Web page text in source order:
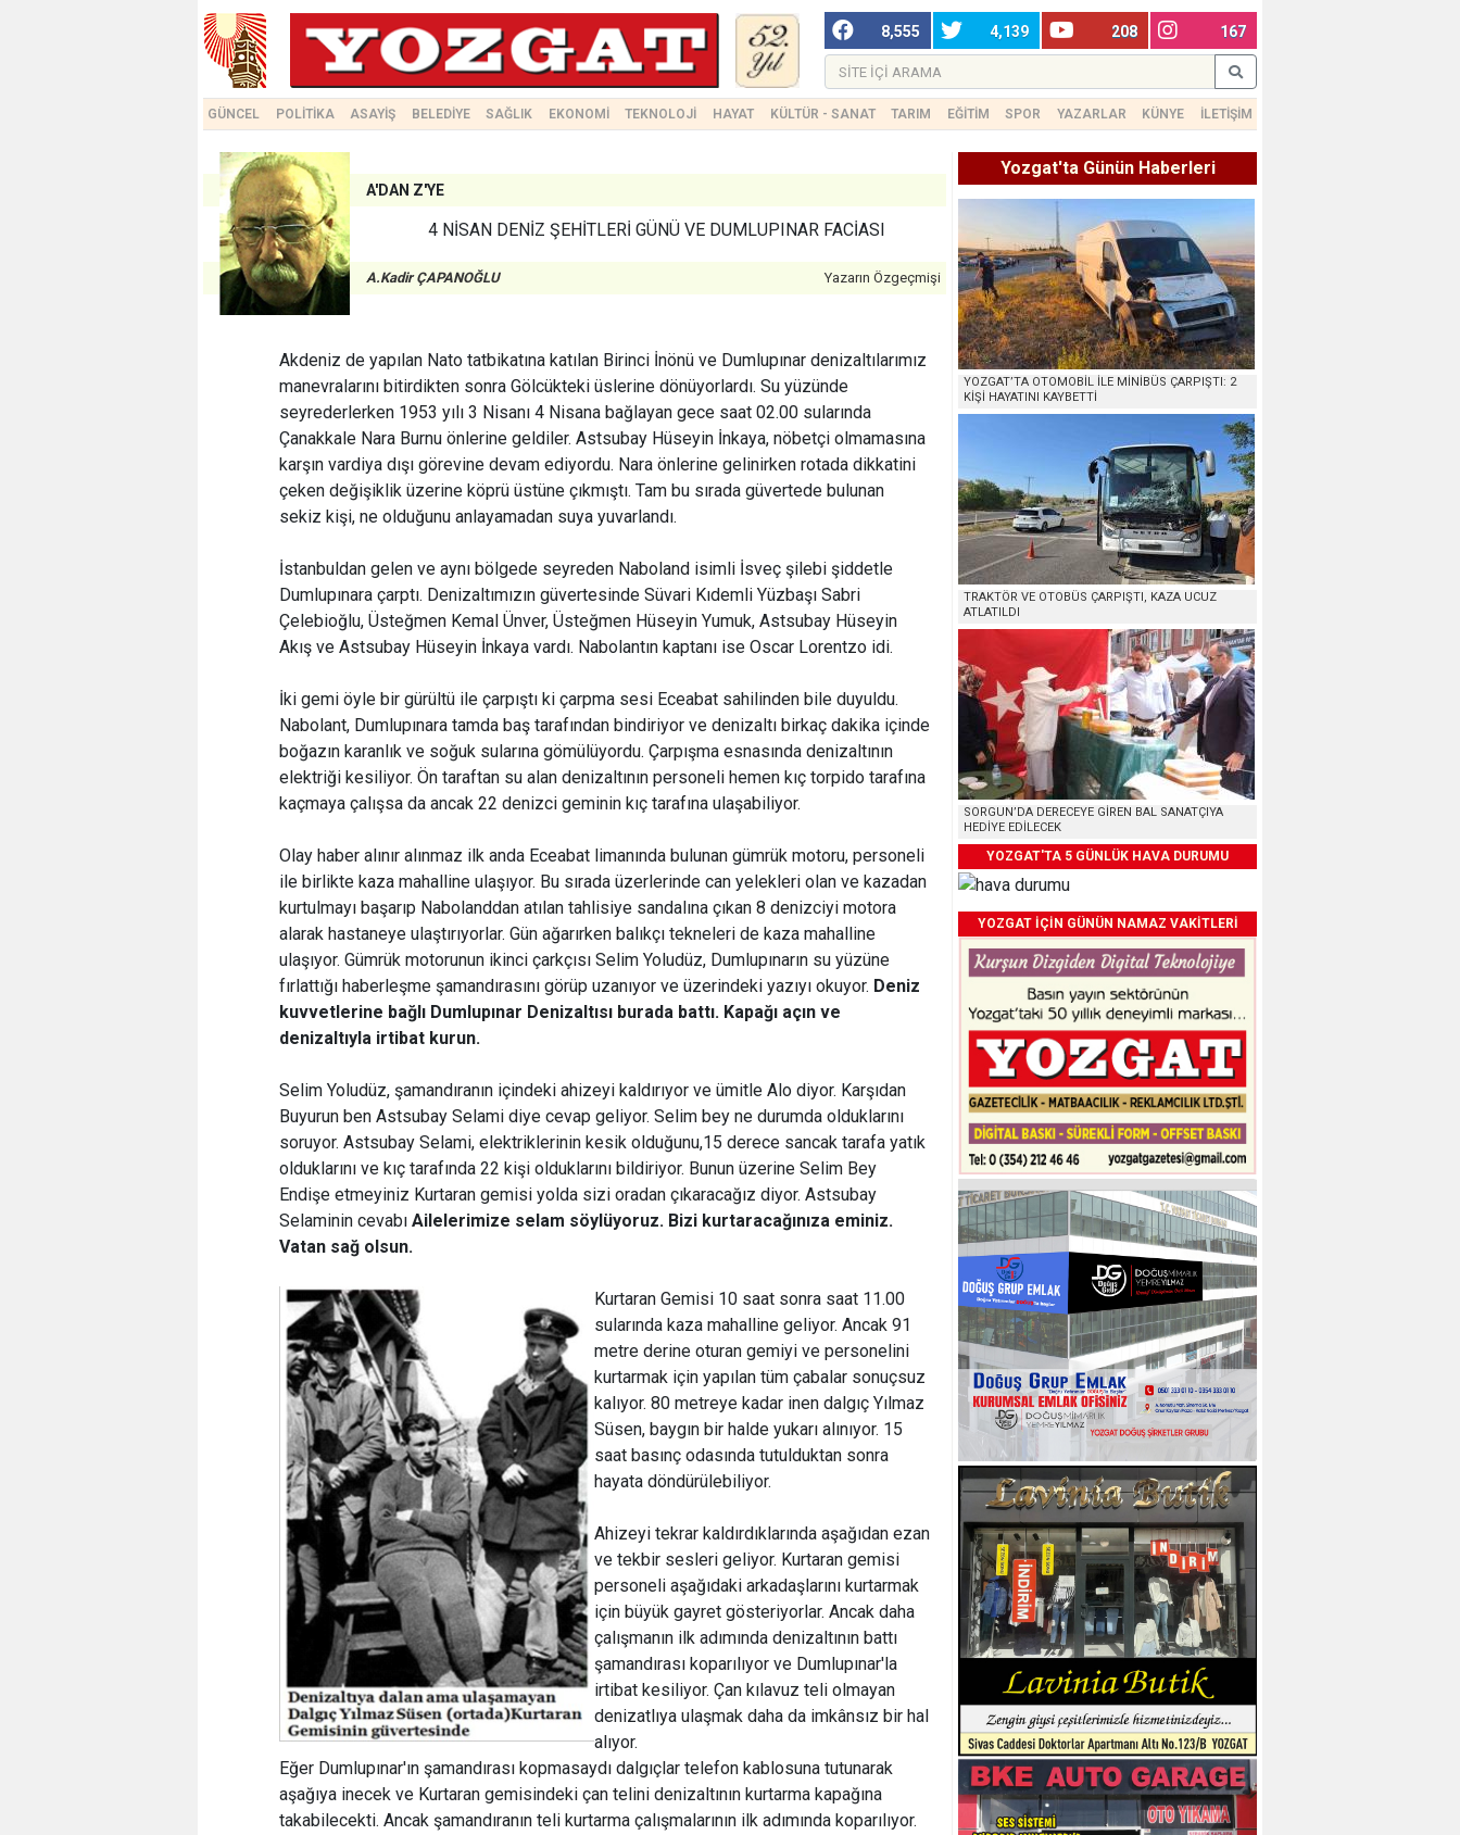
8,555 4,139 208 167
GÜNCEL POLİTİKA ASAYİŞ BELEDİYE SAĞLIK EKONOMİ TEKNOLOJİ HAYAT KÜLTÜR - SANAT TARIM EĞİTİM SPOR YAZARLAR KÜNYE İLETİŞİM
A'DAN Z'YE
4 NİSAN DENİZ ŞEHİTLERİ GÜNÜ VE DUMLUPINAR FACİASI
A.Kadir ÇAPANOĞLU Yazarın Özgeçmişi
Akdeniz de yapılan Nato tatbikatına katılan Birinci İnönü ve Dumlupınar denizaltılarımız
manevralarını bitirdikten sonra Gölcükteki üslerine dönüyorlardı. Su yüzünde
seyrederlerken 1953 yılı 3 Nisanı 4 Nisana bağlayan gece saat 02.00 sularında
Çanakkale Nara Burnu önlerine geldiler. Astsubay Hüseyin İnkaya, nöbetçi olmamasına
karşın vardiya dışı görevine devam ediyordu. Nara önlerine gelinirken rotada dikkatini
çeken değişiklik üzerine köprü üstüne çıkmıştı. Tam bu sırada güvertede bulunan
sekiz kişi, ne olduğunu anlayamadan suya yuvarlandı.
İstanbuldan gelen ve aynı bölgede seyreden Naboland isimli İsveç şilebi şiddetle
Dumlupınara çarptı. Denizaltımızın güvertesinde Süvari Kıdemli Yüzbaşı Sabri
Çelebioğlu, Üsteğmen Kemal Ünver, Üsteğmen Hüseyin Yumuk, Astsubay Hüseyin
Akış ve Astsubay Hüseyin İnkaya vardı. Nabolantın kaptanı ise Oscar Lorentzo idi.
İki gemi öyle bir gürültü ile çarpıştı ki çarpma sesi Eceabat sahilinden bile duyuldu.
Nabolant, Dumlupınara tamda baş tarafından bindiriyor ve denizaltı birkaç dakika içinde
boğazın karanlık ve soğuk sularına gömülüyordu. Çarpışma esnasında denizaltının
elektriği kesiliyor. Ön taraftan su alan denizaltının personeli hemen kıç torpido tarafına
kaçmaya çalışsa da ancak 22 denizci geminin kıç tarafına ulaşabiliyor.
Olay haber alınır alınmaz ilk anda Eceabat limanında bulunan gümrük motoru, personeli
ile birlikte kaza mahalline ulaşıyor. Bu sırada üzerlerinde can yelekleri olan ve kazadan
kurtulmayı başarıp Nabolanddan atılan tahlisiye sandalına çıkan 8 denizciyi motora
alarak hastaneye ulaştırıyorlar. Gün ağarırken balıkçı tekneleri de kaza mahalline
ulaşıyor. Gümrük motorunun ikinci çarkçısı Selim Yoludüz, Dumlupınarın su yüzüne
fırlattığı haberleşme şamandırasını görüp uzanıyor ve üzerindeki yazıyı okuyor. Deniz
kuvvetlerine bağlı Dumlupınar Denizaltısı burada battı. Kapağı açın ve
denizaltıyla irtibat kurun.
Selim Yoludüz, şamandıranın içindeki ahizeyi kaldırıyor ve ümitle Alo diyor. Karşıdan
Buyurun ben Astsubay Selami diye cevap geliyor. Selim bey ne durumda olduklarını
soruyor. Astsubay Selami, elektriklerinin kesik olduğunu,15 derece sancak tarafa yatık
olduklarını ve kıç tarafında 22 kişi olduklarını bildiriyor. Bunun üzerine Selim Bey
Endişe etmeyiniz Kurtaran gemisi yolda sizi oradan çıkaracağız diyor. Astsubay
Selaminin cevabı Ailelerimize selam söylüyoruz. Bizi kurtaracağınıza eminiz.
Vatan sağ olsun.
Kurtaran Gemisi 10 saat sonra saat 11.00
sularında kaza mahalline geliyor. Ancak 91
metre derine oturan gemiyi ve personelini
kurtarmak için yapılan tüm çabalar sonuçsuz
kalıyor. 80 metreye kadar inen dalgıç Yılmaz
Süsen, baygın bir halde yukarı alınıyor. 15
saat basınç odasında tutulduktan sonra
hayata döndürülebiliyor.
Ahizeyi tekrar kaldırdıklarında aşağıdan ezan
ve tekbir sesleri geliyor. Kurtaran gemisi
personeli aşağıdaki arkadaşlarını kurtarmak
için büyük gayret gösteriyorlar. Ancak daha
çalışmanın ilk adımında denizaltının battı
şamandırası koparılıyor ve Dumlupınar'la
irtibat kesiliyor. Çan kılavuz teli olmayan
denizatlıya ulaşmak daha da imkânsız bir hal
alıyor.
Eğer Dumlupınar'ın şamandırası kopmasaydı dalgıçlar telefon kablosuna tutunarak
aşağıya inecek ve Kurtaran gemisindeki çan telini denizaltının kurtarma kapağına
takabilecekti. Ancak şamandıranın teli kurtarma çalışmalarının ilk adımında koparılıyor.
Yozgat'ta Günün Haberleri
YOZGAT’TA OTOMOBİL İLE MİNİBÜS ÇARPIŞTI: 2
KİŞİ HAYATINI KAYBETTİ
TRAKTÖR VE OTOBÜS ÇARPIŞTI, KAZA UCUZ
ATLATILDI
SORGUN’DA DERECEYE GİREN BAL SANATÇIYA
HEDİYE EDİLECEK
YOZGAT'TA 5 GÜNLÜK HAVA DURUMU
YOZGAT İÇİN GÜNÜN NAMAZ VAKİTLERİ